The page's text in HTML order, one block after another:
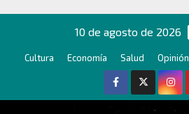
contenido
10 de agosto de 2026
Cultura Economía Salud Opinión